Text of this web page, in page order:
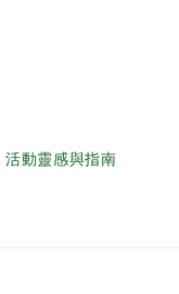
活動靈感與指南